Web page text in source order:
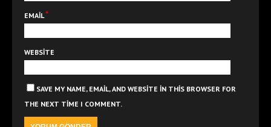
EMAIL*
WEBSITE
SAVE MY NAME, EMAIL, AND WEBSITE IN THIS BROWSER FOR
THE NEXT TIME I COMMENT.